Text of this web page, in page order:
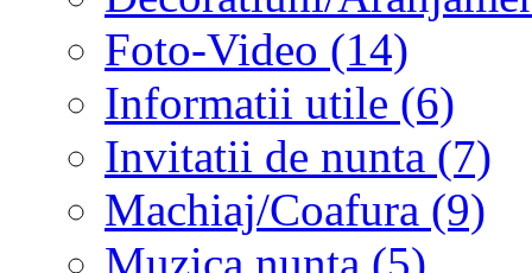
Foto-Video (14)
Informatii utile (6)
Invitatii de nunta (7)
Machiaj/Coafura (9)
Muzica nunta (5)